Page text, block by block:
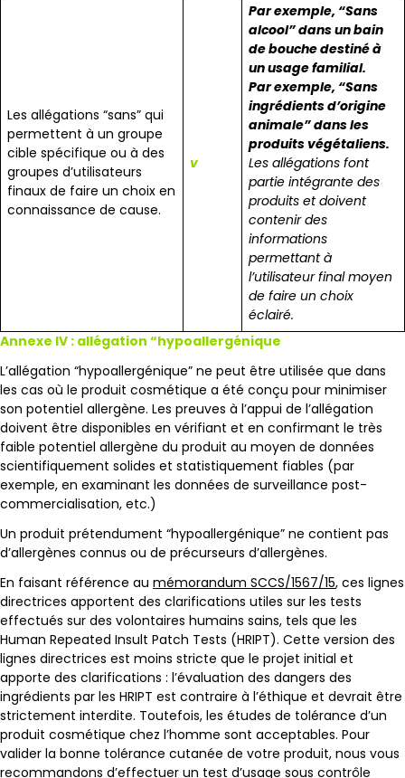
Les allégations “sans” qui
permettent à un groupe
cible spécifique ou à des
groupes d’utilisateurs
finaux de faire un choix en
connaissance de cause.
v
Par exemple, “Sans
alcool” dans un bain
de bouche destiné à
un usage familial.
Par exemple, “Sans
ingrédients d’origine
animale” dans les
produits végétaliens.
Les allégations font
partie intégrante des
produits et doivent
contenir des
informations
permettant à
l’utilisateur final moyen
de faire un choix
éclairé.
Annexe IV : allégation “hypoallergénique
L’allégation “hypoallergénique” ne peut être utilisée que dans
les cas où le produit cosmétique a été conçu pour minimiser
son potentiel allergène. Les preuves à l’appui de l’allégation
doivent être disponibles en vérifiant et en confirmant le très
faible potentiel allergène du produit au moyen de données
scientifiquement solides et statistiquement fiables (par
exemple, en examinant les données de surveillance post-
commercialisation, etc.)
Un produit prétendument “hypoallergénique” ne contient pas
d’allergènes connus ou de précurseurs d’allergènes.
En faisant référence au mémorandum SCCS/1567/15, ces lignes
directrices apportent des clarifications utiles sur les tests
effectués sur des volontaires humains sains, tels que les
Human Repeated Insult Patch Tests (HRIPT). Cette version des
lignes directrices est moins stricte que le projet initial et
apporte des clarifications : l’évaluation des dangers des
ingrédients par les HRIPT est contraire à l’éthique et devrait être
strictement interdite. Toutefois, les études de tolérance d’un
produit cosmétique chez l’homme sont acceptables. Pour
valider la bonne tolérance cutanée de votre produit, nous vous
recommandons d’effectuer un test d’usage sous contrôle